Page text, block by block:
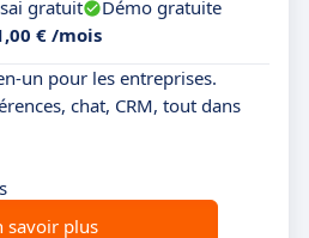
gratuit
Démo gratuite
€ /mois
un pour les entreprises.
chat, CRM, tout dans
savoir plus